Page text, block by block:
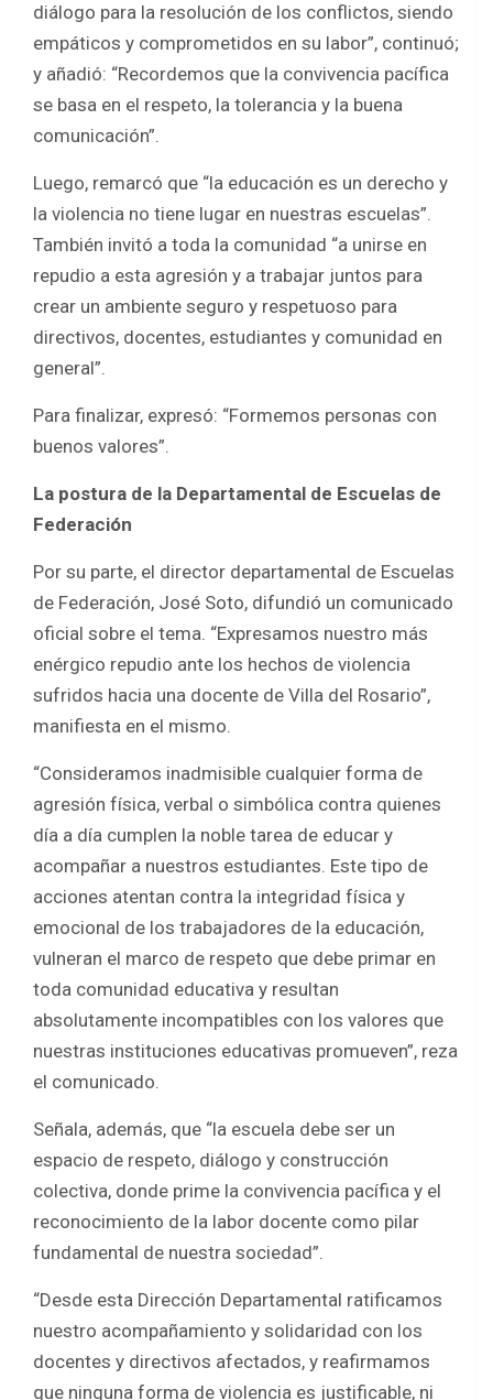
diálogo para la resolución de los conflictos, siendo
empáticos y comprometidos en su labor”, continuó;
y añadió: “Recordemos que la convivencia pacífica
se basa en el respeto, la tolerancia y la buena
comunicación”.
Luego, remarcó que “la educación es un derecho y
la violencia no tiene lugar en nuestras escuelas”.
También invitó a toda la comunidad “a unirse en
repudio a esta agresión y a trabajar juntos para
crear un ambiente seguro y respetuoso para
directivos, docentes, estudiantes y comunidad en
general”.
Para finalizar, expresó: “Formemos personas con
buenos valores”.
La postura de la Departamental de Escuelas de
Federación
Por su parte, el director departamental de Escuelas
de Federación, José Soto, difundió un comunicado
oficial sobre el tema. “Expresamos nuestro más
enérgico repudio ante los hechos de violencia
sufridos hacia una docente de Villa del Rosario”,
manifiesta en el mismo.
“Consideramos inadmisible cualquier forma de
agresión física, verbal o simbólica contra quienes
día a día cumplen la noble tarea de educar y
acompañar a nuestros estudiantes. Este tipo de
acciones atentan contra la integridad física y
emocional de los trabajadores de la educación,
vulneran el marco de respeto que debe primar en
toda comunidad educativa y resultan
absolutamente incompatibles con los valores que
nuestras instituciones educativas promueven”, reza
el comunicado.
Señala, además, que “la escuela debe ser un
espacio de respeto, diálogo y construcción
colectiva, donde prime la convivencia pacífica y el
reconocimiento de la labor docente como pilar
fundamental de nuestra sociedad”.
“Desde esta Dirección Departamental ratificamos
nuestro acompañamiento y solidaridad con los
docentes y directivos afectados, y reafirmamos
que ninguna forma de violencia es justificable, ni